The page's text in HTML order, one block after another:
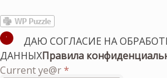
ДАЮ СОГЛАСИЕ НА
ДАННЫХПравила
Current ye@r*